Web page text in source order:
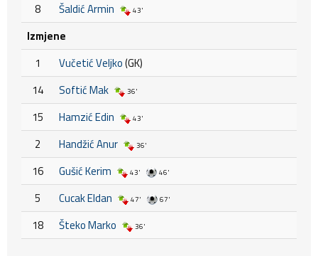
8 Šaldić Armin 43'
Izmjene
1
Vučetić Veljko(GK)
14
Softić Mak 36'
15 Hamzić Edin 43'
2 Handžić Anur 36'
16 Gušić Kerim 43' 46'
5 Cucak Eldan 47' 67'
18 Šteko Marko 36'